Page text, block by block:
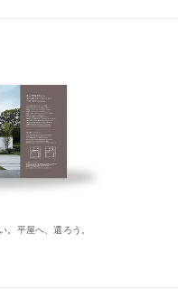
。平屋へ、還ろう。